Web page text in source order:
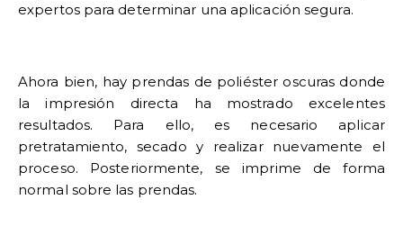
expertos para determinar una aplicación segura.
Ahora bien, hay prendas de poliéster oscuras donde
la impresión directa ha mostrado excelentes
resultados. Para ello, es necesario aplicar
pretratamiento, secado y realizar nuevamente el
proceso. Posteriormente, se imprime de forma
normal sobre las prendas.